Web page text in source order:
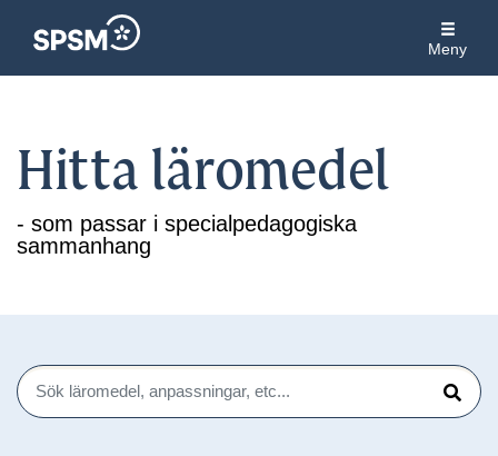
Meny
Hitta läromedel
- som passar i specialpedagogiska
sammanhang
Sök
Sök